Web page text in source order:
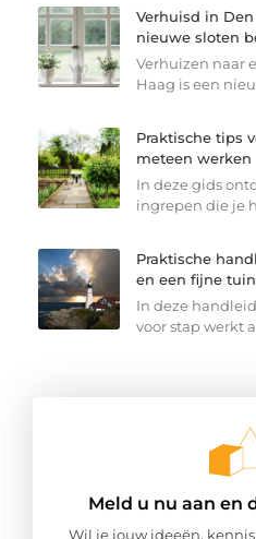
Verhuisd in
nieuwe sloten
Verhuizen naar
Haag is een
Praktische tips
meteen werken
In deze gids
ingrepen die je
Praktische
en een fijne tuin
In deze
voor stap werkt
Meld u nu aan en
Wil je jouw ideeën,